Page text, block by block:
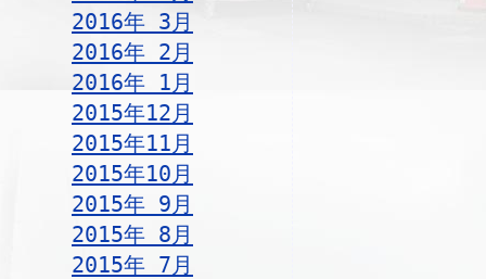
2016年 3月
2016年 2月
2016年 1月
2015年12月
2015年11月
2015年10月
2015年 9月
2015年 8月
2015年 7月